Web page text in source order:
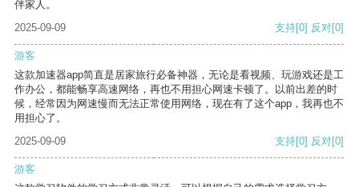
伴家人。
2025-09-09
支持[0] 反对[0]
游客
这款加速器app简直是居家旅行必备神器，无论是看视频、玩游戏还是工
作办公，都能畅享高速网络，再也不用担心网速卡顿了。以前出差的时
候，经常因为网速慢而无法正常使用网络，现在有了这个app，我再也不
用担心了。
2025-09-09
支持[0] 反对[0]
游客